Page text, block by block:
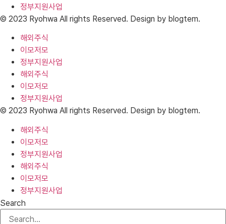
정부지원사업
© 2023 Ryohwa All rights Reserved. Design by blogtem.
해외주식
이모저모
정부지원사업
해외주식
이모저모
정부지원사업
© 2023 Ryohwa All rights Reserved. Design by blogtem.
해외주식
이모저모
정부지원사업
해외주식
이모저모
정부지원사업
Search